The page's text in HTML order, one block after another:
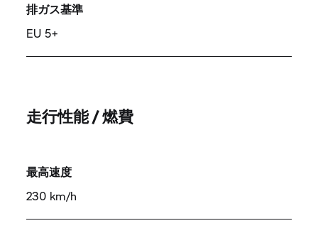
排ガス基準
EU 5+
走行性能 / 燃費
最高速度
230 km/h